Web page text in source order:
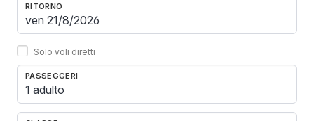
RITORNO
Solo voli diretti
PASSEGGERI
1 adulto